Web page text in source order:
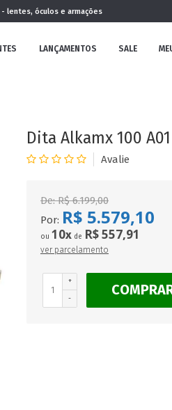
- lentes, óculos e armações
LANÇAMENTOS SALE
CLÁSSICO
Dita Alkamx 100
De:R$ 6.199,00
Por: R$ 5.579,10
ou 10x de R$ 557,91
ver parcelamento
+
-